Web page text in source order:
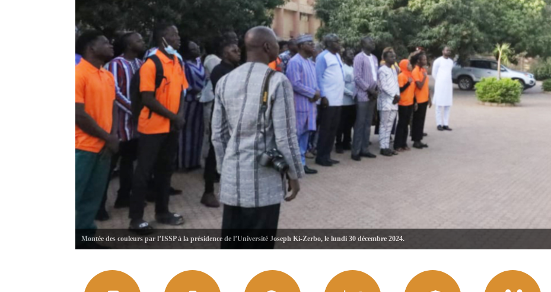
Montée des couleurs par l’ISSP à la présidence de l’Université Joseph Ki-Zerbo, le lundi 30 décembre 2024.